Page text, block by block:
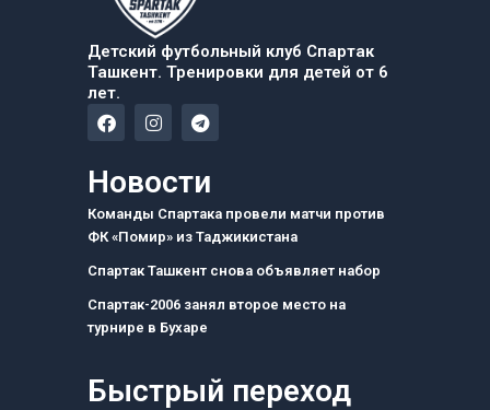
Детский футбольный клуб Спартак
Ташкент. Тренировки для детей от 6
лет.
F
a
e
b
o
k
I
n
a
g
r
a
m
T
e
g
a
m
Новости
Команды Спартака провели матчи против
ФК «Помир» из Таджикистана
Спартак Ташкент снова объявляет набор
Спартак-2006 занял второе место на
турнире в Бухаре
Быстрый переход